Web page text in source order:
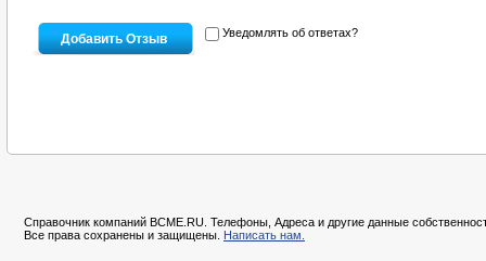
Уведомлять об ответах?
Справочник компаний BCME.RU. Телефоны, Адреса и другие данные
Все права сохранены и защищены. Написать нам.